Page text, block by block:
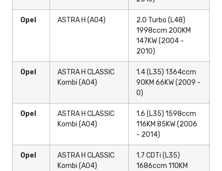
Opel ASTRA H (A04)
2.0 Turbo (L48)
1998ccm 200KM
147KW (2004 -
2010)
Opel
ASTRA H CLASSIC
Kombi (A04)
1.4 (L35) 1364ccm
90KM 66KW (2009 -
0)
Opel
ASTRA H CLASSIC
Kombi (A04)
1.6 (L35) 1598ccm
116KM 85KW (2006
- 2014)
Opel
ASTRA H CLASSIC
Kombi (A04)
1.7 CDTi (L35)
1686ccm 110KM